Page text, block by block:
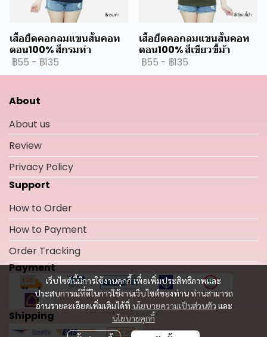
เสื้อยืดคอกลมแขนสั้นคอท
ตอน100% สีกรมท่า
฿55 - ฿135
เสื้อยืดคอกลมแขนสั้นคอท
ตอน100% สีเขียวขี้ม้า
฿55 - ฿135
เว็บไซต์นี้มีการใช้งานคุกกี้ เพื่อเพิ่มประสิทธิภาพและ
ประสบการณ์ที่ดีในการใช้งานเว็บไซต์ของท่าน ท่านสามารถ
อ่านรายละเอียดเพิ่มเติมได้ที่ นโยบายความเป็นส่วนตัว และ
นโยบายคุกกี้
About
About us
Review
Privacy Policy
Support
How to Order
How to Payment
Order Tracking
Payment
Shipping